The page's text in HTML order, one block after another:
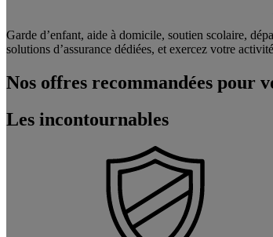
Garde d’enfant, aide à domicile, soutien scolaire,
solutions d’assurance dédiées, et exercez votre
Nos offres recommandées pour
Les incontournables